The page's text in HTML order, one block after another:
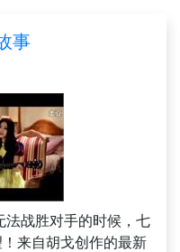
事
法战胜对手的时候，七
来自胡戈创作的最新